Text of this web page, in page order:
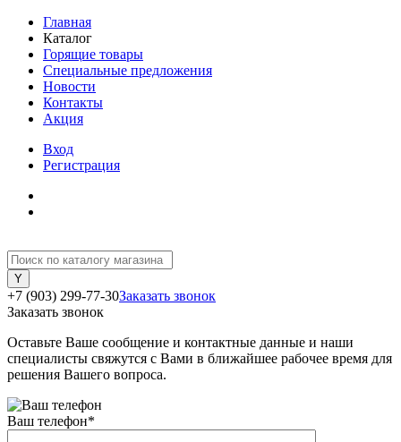
Главная
Каталог
Горящие товары
Специальные предложения
Новости
Контакты
Акция
Вход
Регистрация
+7 (903) 299-77-30Заказать звонок
Заказать звонок
Оставьте Ваше сообщение и контактные данные и наши
специалисты свяжутся с Вами в ближайшее рабочее время для
решения Вашего вопроса.
Ваш телефон*